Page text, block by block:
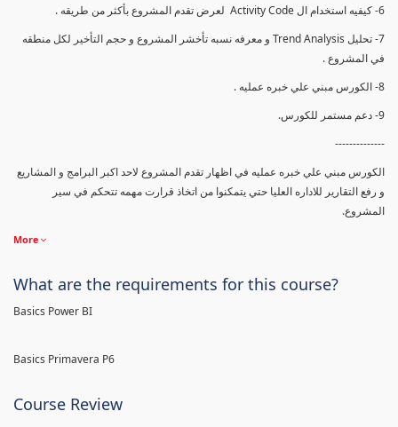
6- كيفيه استخدام ال Activity Code لعرض تقدم المشروع بأكثر من طريقه .
7- تحليل Trend Analysis و معرفه نسبه تأخشر المشروع و حجم التأخير لكل منطقه
في المشروع .
8- الكورس مبني علي خبره عمليه .
9- دعم مستمر للكورس.
--------------
الكورس مبني علي خبره عمليه في اظهار تقدم المشروع لاحد اكبر البرامج و المشاريع
و رفع التقارير للاداره العليا حتي يتمكنوا من اتخاذ قرارت مهمه تتحكم في سير
المشروع.
More
What are the requirements for this course?
Basics Power BI
Basics Primavera P6
Course Review